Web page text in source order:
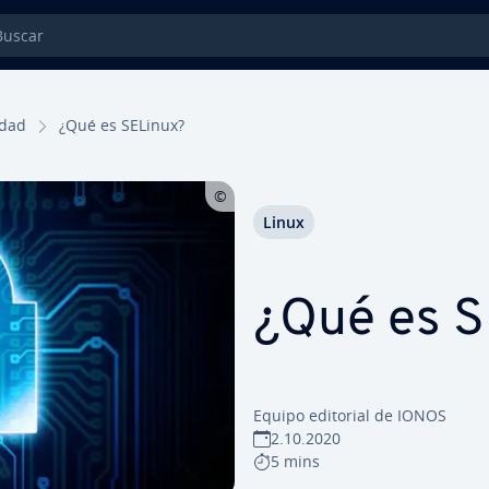
¿Qué es SELinux?
¿Qué es
Equipo editorial de IONOS
2.10.2020
5 mins
Linux